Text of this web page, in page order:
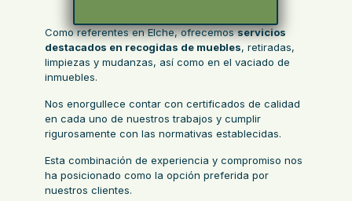
Como referentes en Elche, ofrecemosservicios
destacados en recogidas de muebles, retiradas,
limpiezas y mudanzas, así como en el vaciado de
inmuebles.
Nos enorgullece contar con certificados de calidad
en cada uno de nuestros trabajos y cumplir
rigurosamente con las normativas establecidas.
Esta combinación de experiencia y compromiso nos
ha posicionado como la opción preferida por
nuestros clientes.